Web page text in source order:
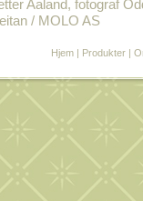
Aaland, fotograf
/ MOLO AS
Hjem | Produkter |